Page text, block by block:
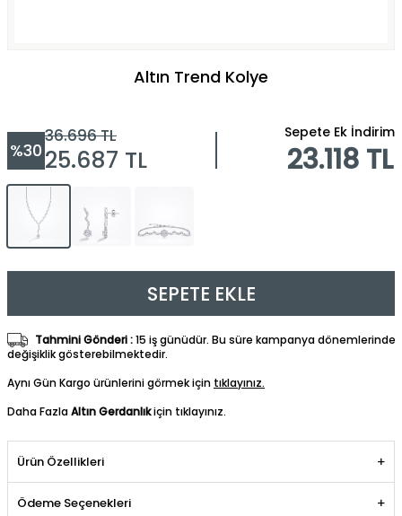
Altın Trend Kolye
%30
36.696TL
25.687 TL
Sepete Ek İndirim
23.118 TL
SEPETE EKLE
Tahmini Gönderi :15 iş günüdür. Bu süre kampanya dönemlerinde
değişiklik gösterebilmektedir.
Aynı Gün Kargo ürünlerini görmek için tıklayınız.
Daha FazlaAltın Gerdanlıkiçin tıklayınız.
Ürün Özellikleri
Ödeme Seçenekleri